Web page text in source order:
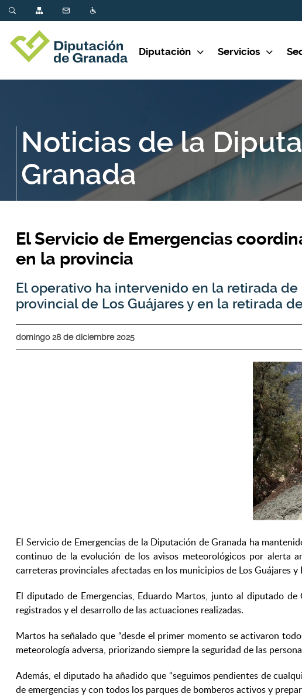
Diputación Servicios
Noticias de la
Granada
El Servicio de Emergencias
en la provincia
El operativo ha intervenido en la retirada
provincial de Los Guájares y en la retirada
domingo 28 de diciembre 2025
El Servicio de Emergencias de la Diputación de Granada ha
continuo de la evolución de los avisos meteorológicos por alerta
carreteras provinciales afectadas en los municipios de Los Guájares y
El diputado de Emergencias, Eduardo Martos, junto al diputado
registrados y el desarrollo de las actuaciones realizadas.
Martos ha señalado que “desde el primer momento se activaron
meteorología adversa, priorizando siempre la seguridad de las
Además, el diputado ha añadido que “seguimos pendientes de
de emergencias y con todos los parques de bomberos activos y